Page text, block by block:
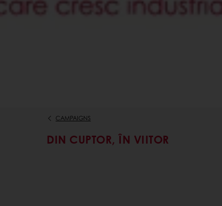
CAMPAIGNS
DIN CUPTOR, ÎN VIITOR